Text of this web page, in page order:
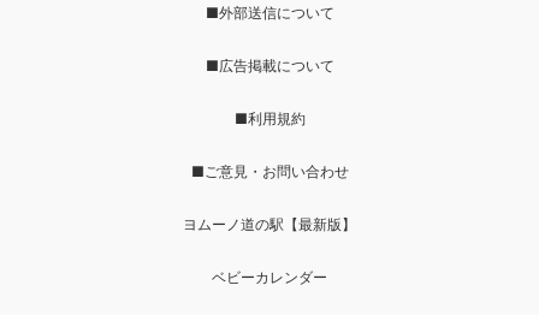
■外部送信について
■広告掲載について
■利用規約
■ご意見・お問い合わせ
ヨムーノ道の駅【最新版】
ベビーカレンダー